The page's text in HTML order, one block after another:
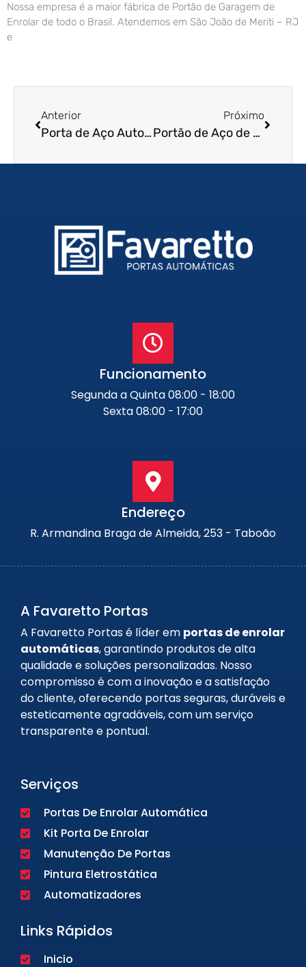
Nossa empresa é a maior fábrica de Portão de Garagem de
Enrolar de todo o Brasil. Atendemos em São João de Meriti – RJ
e
Anterior
Porta de Aço Automática em Caieiras – SP
Próximo
Portão de Aço de Enrolar em Lorena – SP
Funcionamento
Segunda a Quinta 08:00 - 18:00
Sexta 08:00 - 17:00
Endereço
R. Armandina Braga de Almeida, 253 - Taboão
A Favaretto Portas
A Favaretto Portas é líder em portas de enrolar
automáticas, garantindo produtos de alta
qualidade e soluções personalizadas. Nosso
compromisso é com a inovação e a satisfação
do cliente, oferecendo portas seguras, duráveis e
esteticamente agradáveis, com um serviço
transparente e pontual.
Serviços
Portas De Enrolar Automática
Kit Porta De Enrolar
Manutenção De Portas
Pintura Eletrostática
Automatizadores
Links Rápidos
Inicio